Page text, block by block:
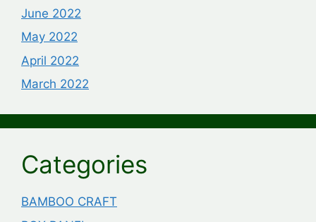
June 2022
May 2022
April 2022
March 2022
Categories
BAMBOO CRAFT